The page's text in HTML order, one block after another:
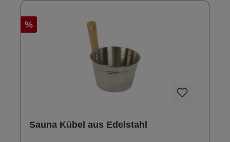
%
Sauna Kübel aus Edelstahl